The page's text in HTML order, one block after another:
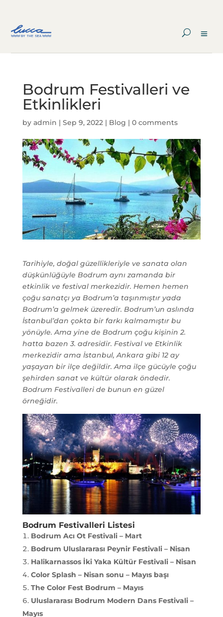
Bodrum Festivalleri ve
Etkinlikleri
by admin | Sep 9, 2022| Blog | 0 comments
Tarihiyle, doğal güzellikleriyle ve sanata olan
düşkünlüğüyle Bodrum aynı zamanda bir
etkinlik ve festival merkezidir. Hemen hemen
çoğu sanatçı ya Bodrum’a taşınmıştır yada
Bodrum’a gelmek üzeredir. Bodrum’un aslında
İstanbul’dan çokta bir farkı kalmamıştır bu
yönüyle. Ama yine de Bodrum çoğu kişinin 2.
hatta bazen 3. adresidir. Festival ve Etkinlik
merkezidir ama İstanbul, Ankara gibi 12 ay
yaşayan bir ilçe değildir. Ama ilçe gücüyle çoğu
şehirden sanat ve kültür olarak öndedir.
Bodrum Festivalleri de bunun en güzel
örneğidir.
Bodrum Festivalleri Listesi
Bodrum Acı Ot Festivali – Mart
Bodrum Uluslararası Peynir Festivali – Nisan
Halikarnassos İki Yaka Kültür Festivali – Nisan
Color Splash – Nisan sonu – Mayıs başı
The Color Fest Bodrum – Mayıs
Uluslararası Bodrum Modern Dans Festivali –
Mayıs